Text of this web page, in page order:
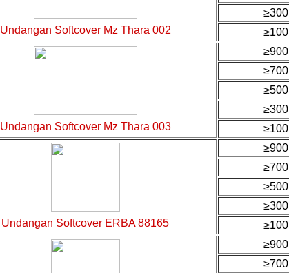
Undangan Softcover Mz Thara 002
≥300
≥100
Undangan Softcover Mz Thara 003
≥900
≥700
≥500
≥300
≥100
Undangan Softcover ERBA 88165
≥900
≥700
≥500
≥300
≥100
≥900
≥700